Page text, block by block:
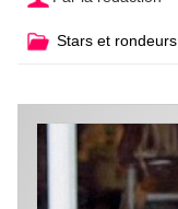
Stars et rondeurs